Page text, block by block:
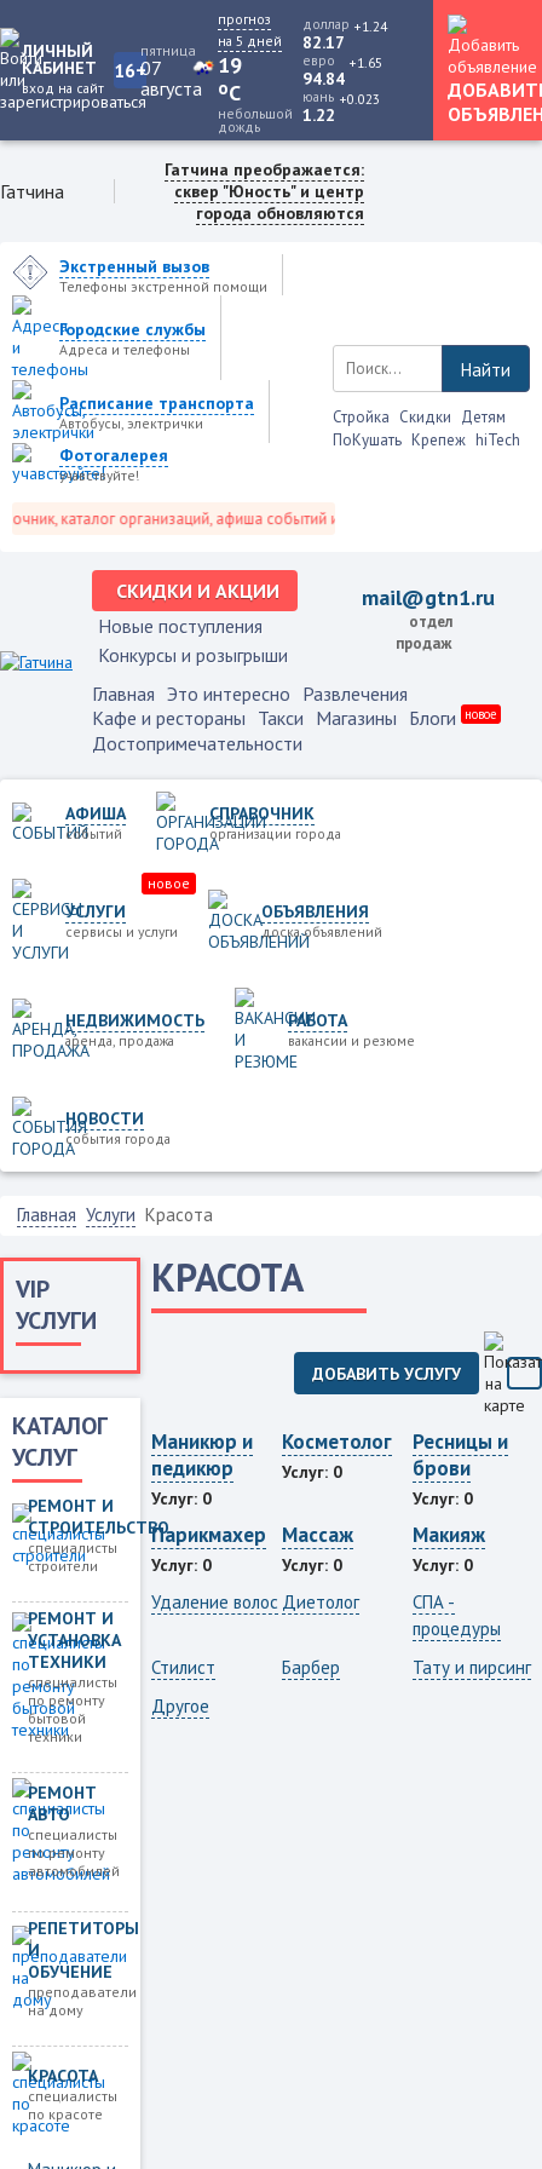
ЛИЧНЫЙ
КАБИНЕТ
вход на сайт
16+
пятница
07
августа
прогноз
на 5 дней
19
oC
небольшой
дождь
доллар
82.17
+1.24
евро
94.84
+1.65
юань
1.22
+0.023
Гатчина
Гатчина преображается:
сквер "Юность" и центр
города обновляются
Экстренный вызов
Телефоны экстренной помощи
Городские службы
Адреса и телефоны
Расписание транспорта
Автобусы, электрички
Фотогалерея
учавствуйте!
каталог организаций, афиша событий и не только это.
Найти
Стройка Скидки Детям
ПоКушать Крепеж hiTech
СКИДКИ И АКЦИИ
Новые поступления
Конкурсы и розыгрыши
mail@gtn1.ru
отдел
продаж
Главная Это интересно Развлечения
Кафе и рестораны Такси Магазины Блоги новое
Достопримечательности
АФИША
событий
СПРАВОЧНИК
организации города
УСЛУГИ
сервисы и услуги
новое
ОБЪЯВЛЕНИЯ
доска объявлений
НЕДВИЖИМОСТЬ
аренда, продажа
РАБОТА
вакансии и резюме
НОВОСТИ
события города
Главная Услуги Красота
VIP
УСЛУГИ
КАТАЛОГ
УСЛУГ
РЕМОНТ И
СТРОИТЕЛЬСТВО
специалисты
строители
РЕМОНТ И
УСТАНОВКА
ТЕХНИКИ
специалисты
по ремонту
бытовой
техники
РЕМОНТ
АВТО
специалисты
по ремонту
автомобилей
РЕПЕТИТОРЫ
И
ОБУЧЕНИЕ
преподаватели
на дому
КРАСОТА
специалисты
по красоте
КРАСОТА
ДОБАВИТЬ УСЛУГУ
Маникюр и
педикюр
Услуг: 0
Косметолог
Услуг: 0
Ресницы и
брови
Услуг: 0
Парикмахер
Услуг: 0
Массаж
Услуг: 0
Макияж
Услуг: 0
Удаление волос Диетолог
СПА -
процедуры
Стилист
Барбер
Тату и пирсинг
Другое